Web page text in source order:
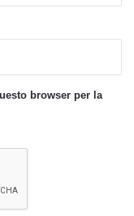
browser per la